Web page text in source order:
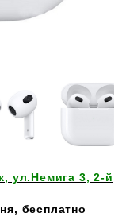
ул.Немига 3, 2-й
бесплатно